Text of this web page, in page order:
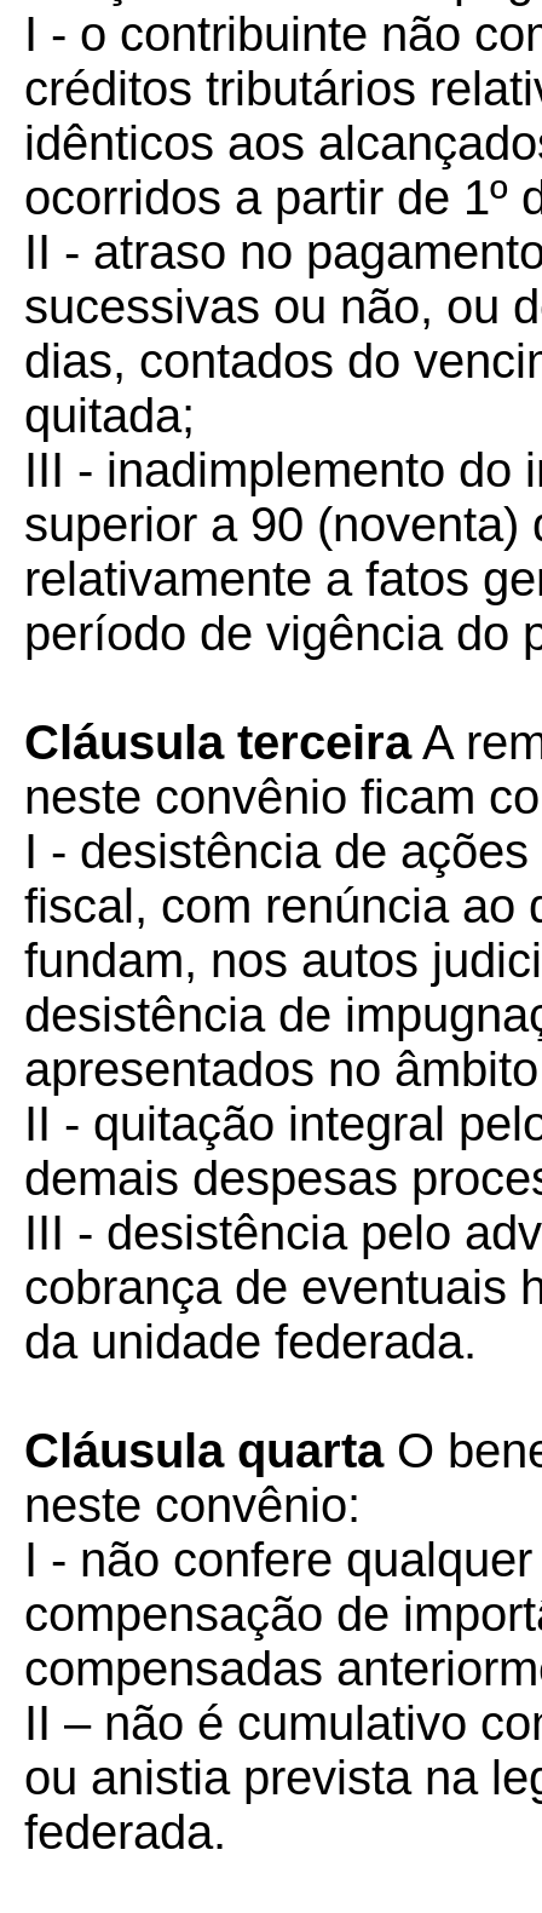
I - o contribuinte não
créditos tributários
idênticos aos
ocorridos a partir de 1º
II - atraso no
sucessivas ou não, ou
dias, contados do
quitada;
III - inadimplemento do
superior a 90 (noventa)
relativamente a fatos
período de vigência do
Cláusula terceiraA
neste convênio ficam
I - desistência de
fiscal, com renúncia ao
fundam, nos autos
desistência de
apresentados no
II - quitação integral
demais despesas
III - desistência pelo
cobrança de eventuais
da unidade federada.
Cláusula quartaO
neste convênio:
I - não confere
compensação de
compensadas
II – não é cumulativo
ou anistia prevista na
federada.